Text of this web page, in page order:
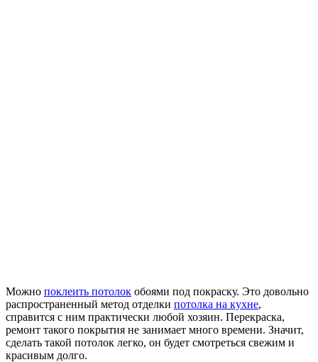
Можно поклеить потолок обоями под покраску. Это довольно
распространенный метод отделки потолка на кухне,
справится с ним практически любой хозяин. Перекраска,
ремонт такого покрытия не занимает много времени. Значит,
сделать такой потолок легко, он будет смотреться свежим и
красивым долго.